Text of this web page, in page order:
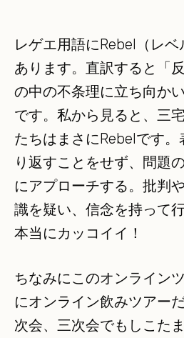
レゲエ用語にRebel（レ
あります。直訳すると「
の中の不条理に立ち向か
です。私から見ると、三
たちはまさにRebelです
り返すことをせず、問題
にアプローチする。批判
識を疑い、信念を持って
本当にカッコイイ！
ちなみにこのオンライン
にオンライン飲みツアー
次会、三次会でもしこた